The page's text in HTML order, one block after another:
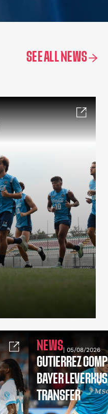
SEE ALL NEWS
NEWS| 05/08/2026
GUTIERREZ
BAYER
TRANSFER